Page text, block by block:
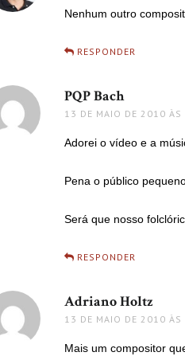
Nenhum outro
RESPONDER
PQP Bachdisse:
13 DE MAIO DE 2010
Adorei o vídeo e a
Pena o público
Será que nosso
RESPONDER
Adriano Holtz
13 DE MAIO DE 2010
Mais um compositor